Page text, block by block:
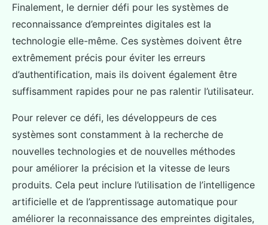
Finalement, le dernier défi pour les systèmes de
reconnaissance d’empreintes digitales est la
technologie elle-même. Ces systèmes doivent être
extrêmement précis pour éviter les erreurs
d’authentification, mais ils doivent également être
suffisamment rapides pour ne pas ralentir l’utilisateur.
Pour relever ce défi, les développeurs de ces
systèmes sont constamment à la recherche de
nouvelles technologies et de nouvelles méthodes
pour améliorer la précision et la vitesse de leurs
produits. Cela peut inclure l’utilisation de l’intelligence
artificielle et de l’apprentissage automatique pour
améliorer la reconnaissance des empreintes digitales,